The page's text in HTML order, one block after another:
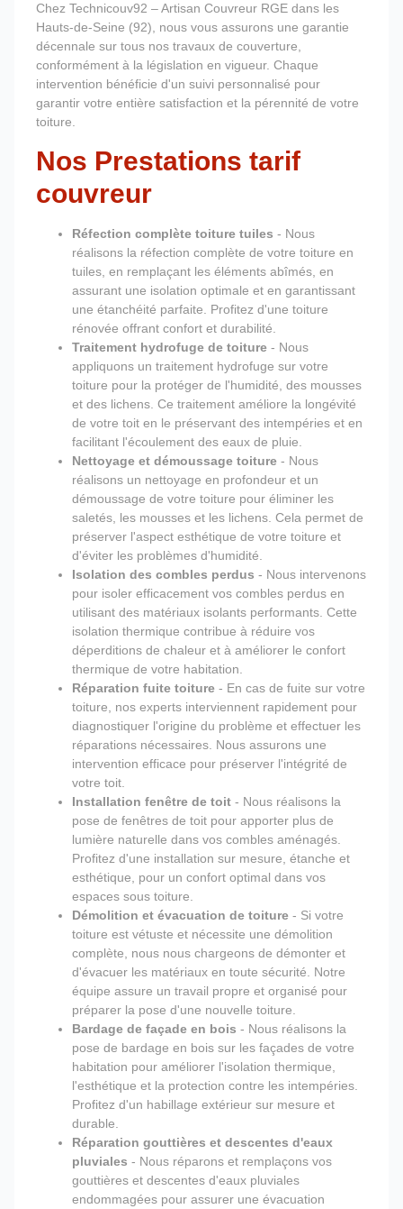
Chez Technicouv92 – Artisan Couvreur RGE dans les
Hauts-de-Seine (92), nous vous assurons une garantie
décennale sur tous nos travaux de couverture,
conformément à la législation en vigueur. Chaque
intervention bénéficie d'un suivi personnalisé pour
garantir votre entière satisfaction et la pérennité de votre
toiture.
Nos Prestations tarif
couvreur
Réfection complète toiture tuiles - Nous
réalisons la réfection complète de votre toiture en
tuiles, en remplaçant les éléments abîmés, en
assurant une isolation optimale et en garantissant
une étanchéité parfaite. Profitez d'une toiture
rénovée offrant confort et durabilité.
Traitement hydrofuge de toiture - Nous
appliquons un traitement hydrofuge sur votre
toiture pour la protéger de l'humidité, des mousses
et des lichens. Ce traitement améliore la longévité
de votre toit en le préservant des intempéries et en
facilitant l'écoulement des eaux de pluie.
Nettoyage et démoussage toiture - Nous
réalisons un nettoyage en profondeur et un
démoussage de votre toiture pour éliminer les
saletés, les mousses et les lichens. Cela permet de
préserver l'aspect esthétique de votre toiture et
d'éviter les problèmes d'humidité.
Isolation des combles perdus - Nous intervenons
pour isoler efficacement vos combles perdus en
utilisant des matériaux isolants performants. Cette
isolation thermique contribue à réduire vos
déperditions de chaleur et à améliorer le confort
thermique de votre habitation.
Réparation fuite toiture - En cas de fuite sur votre
toiture, nos experts interviennent rapidement pour
diagnostiquer l'origine du problème et effectuer les
réparations nécessaires. Nous assurons une
intervention efficace pour préserver l'intégrité de
votre toit.
Installation fenêtre de toit - Nous réalisons la
pose de fenêtres de toit pour apporter plus de
lumière naturelle dans vos combles aménagés.
Profitez d'une installation sur mesure, étanche et
esthétique, pour un confort optimal dans vos
espaces sous toiture.
Démolition et évacuation de toiture - Si votre
toiture est vétuste et nécessite une démolition
complète, nous nous chargeons de démonter et
d'évacuer les matériaux en toute sécurité. Notre
équipe assure un travail propre et organisé pour
préparer la pose d'une nouvelle toiture.
Bardage de façade en bois - Nous réalisons la
pose de bardage en bois sur les façades de votre
habitation pour améliorer l'isolation thermique,
l'esthétique et la protection contre les intempéries.
Profitez d'un habillage extérieur sur mesure et
durable.
Réparation gouttières et descentes d'eaux
pluviales - Nous réparons et remplaçons vos
gouttières et descentes d'eaux pluviales
endommagées pour assurer une évacuation